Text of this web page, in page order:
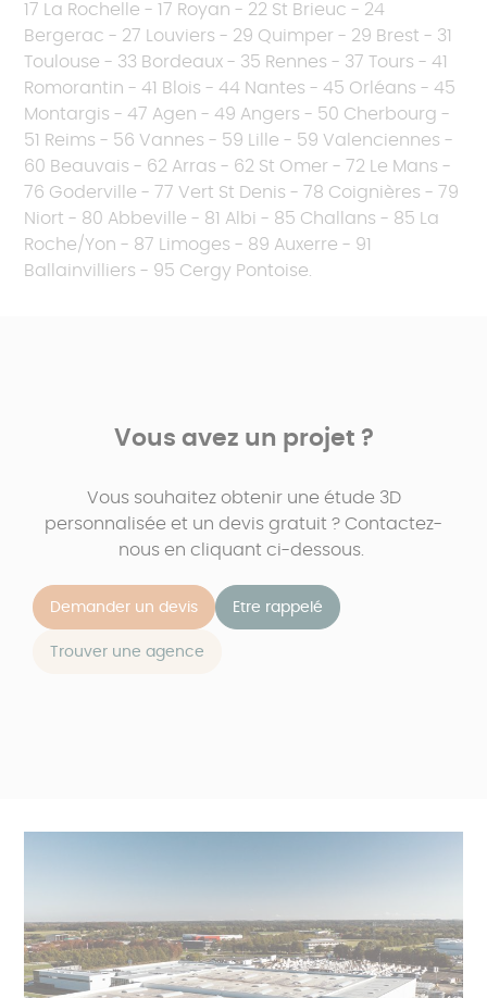
17 La Rochelle - 17 Royan - 22 St Brieuc - 24
Bergerac - 27 Louviers - 29 Quimper - 29 Brest - 31
Toulouse - 33 Bordeaux - 35 Rennes - 37 Tours - 41
Romorantin - 41 Blois - 44 Nantes - 45 Orléans - 45
Montargis - 47 Agen - 49 Angers - 50 Cherbourg -
51 Reims - 56 Vannes - 59 Lille - 59 Valenciennes -
60 Beauvais - 62 Arras - 62 St Omer - 72 Le Mans -
76 Goderville - 77 Vert St Denis - 78 Coignières - 79
Niort - 80 Abbeville - 81 Albi - 85 Challans - 85 La
Roche/Yon - 87 Limoges - 89 Auxerre - 91
Ballainvilliers - 95 Cergy Pontoise.
Vous avez un projet ?
Vous souhaitez obtenir une étude 3D
personnalisée et un devis gratuit ? Contactez-
nous en cliquant ci-dessous.
Demander un devis Etre rappelé
Trouver une agence